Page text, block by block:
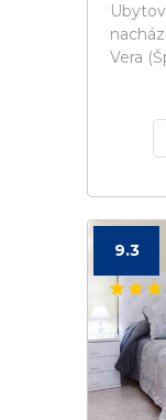
Vera
9.3